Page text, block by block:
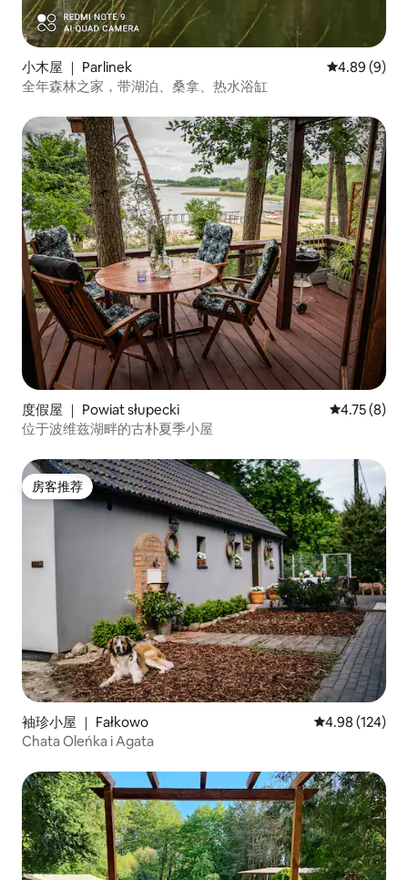
小木屋 ｜ Parlinek 平均评分
4.89 (9)
全年森林之家，带湖泊、桑拿、热水浴缸
度假屋 ｜ Powiat słupecki 平均评分
4.75 (8)
位于波维兹湖畔的古朴夏季小屋
房客推荐
房客推荐
袖珍小屋 ｜ Fałkowo 平均评分 4.98
4.98 (124)
Chata Oleńka i Agata